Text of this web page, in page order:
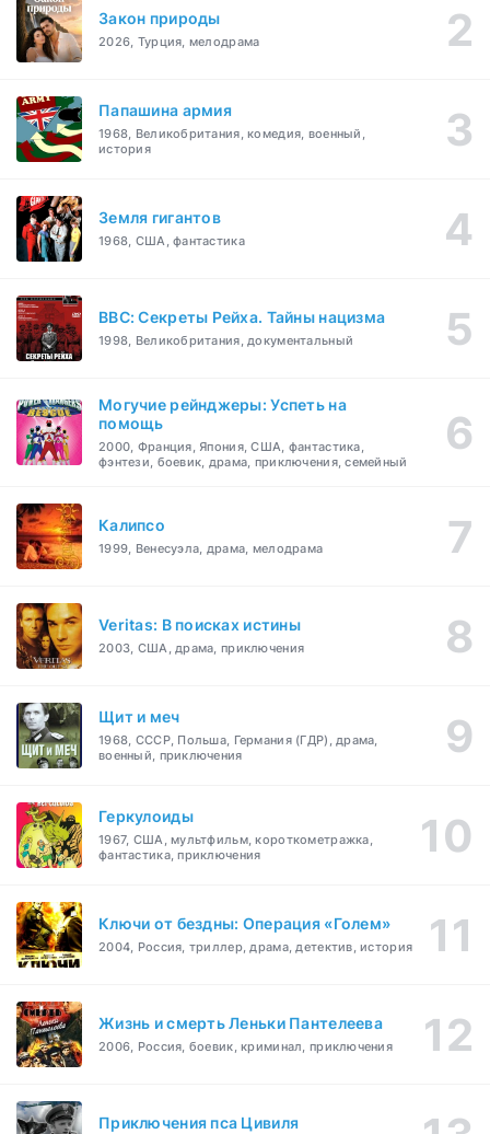
Закон природы
2026, Турция, мелодрама
Папашина армия
1968, Великобритания, комедия, военный,
история
Земля гигантов
1968, США, фантастика
BBC: Секреты Рейха. Тайны нацизма
1998, Великобритания, документальный
Могучие рейнджеры: Успеть на
помощь
2000, Франция, Япония, США, фантастика,
фэнтези, боевик, драма, приключения, семейный
Калипсо
1999, Венесуэла, драма, мелодрама
Veritas: В поисках истины
2003, США, драма, приключения
Щит и меч
1968, СССР, Польша, Германия (ГДР), драма,
военный, приключения
Геркулоиды
1967, США, мультфильм, короткометражка,
фантастика, приключения
Ключи от бездны: Операция «Голем»
2004, Россия, триллер, драма, детектив, история
Жизнь и смерть Леньки Пантелеева
2006, Россия, боевик, криминал, приключения
Приключения пса Цивиля